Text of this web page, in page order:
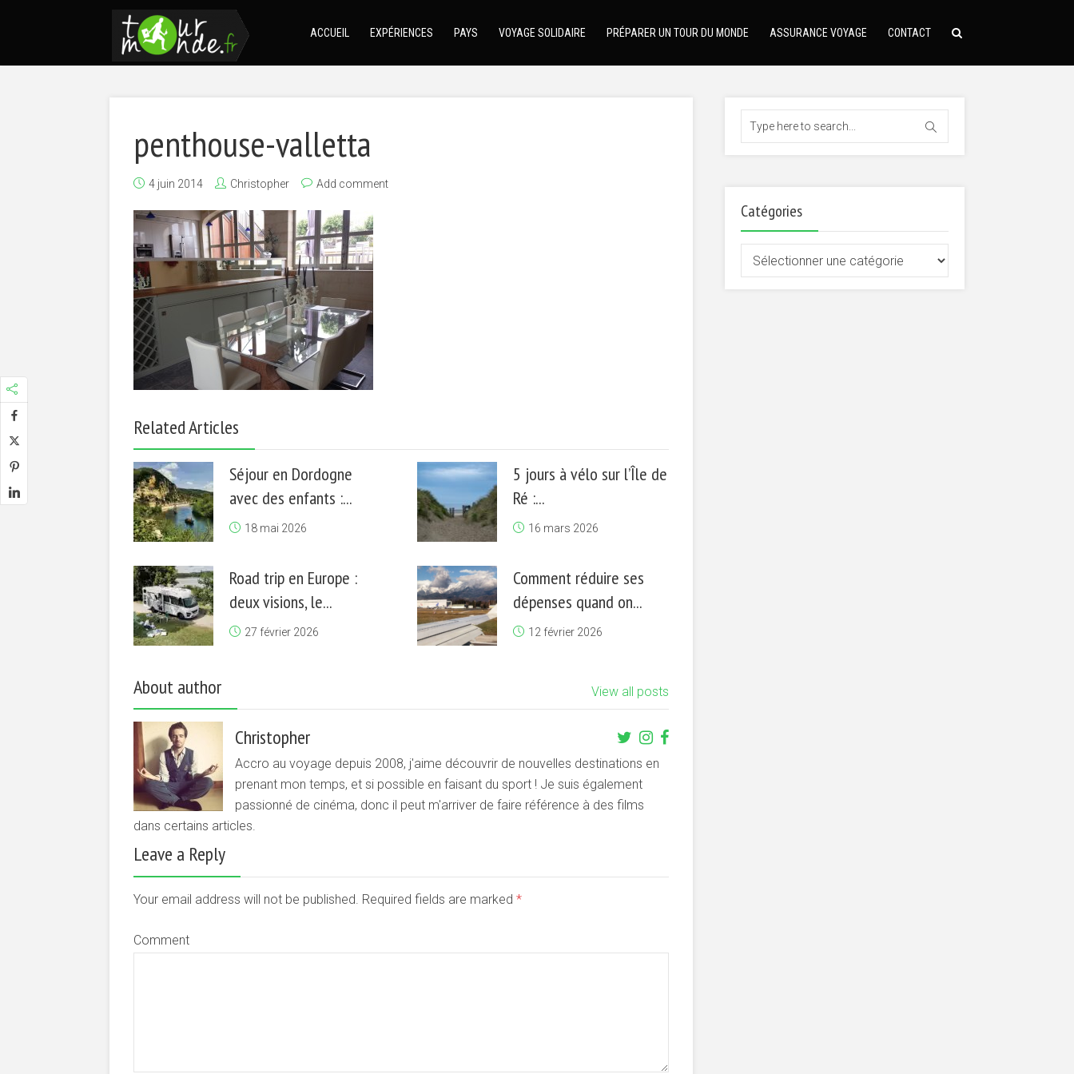
ACCUEIL EXPÉRIENCES PAYS VOYAGE SOLIDAIRE PRÉPARER UN TOUR DU MONDE ASSURANCE VOYAGE CONTACT
penthouse-valletta
4 juin 2014 Christopher Add comment
Related Articles
Séjour en Dordogne
avec des enfants :...
18 mai 2026
5 jours à vélo sur l’Île de
Ré :...
16 mars 2026
Road trip en Europe :
deux visions, le...
27 février 2026
Comment réduire ses
dépenses quand on...
12 février 2026
About author View all posts
Christopher
Accro au voyage depuis 2008, j'aime découvrir de nouvelles destinations en
prenant mon temps, et si possible en faisant du sport ! Je suis également
passionné de cinéma, donc il peut m'arriver de faire référence à des films
dans certains articles.
Leave a Reply
Your email address will not be published. Required fields are marked *
Comment
Catégories